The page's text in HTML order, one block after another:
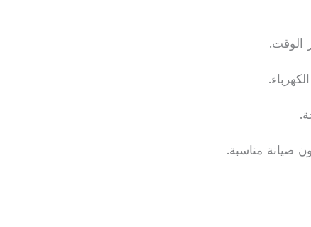
الوقت.
صيانة مناسبة.